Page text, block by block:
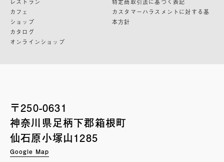
カフェ
ショップ
カタログ
オンラインショップ
カスタマーハラスメントに対する基
本方針
〒250-0631
神奈川県足柄下郡箱根町
仙石原小塚山1285
Google Map